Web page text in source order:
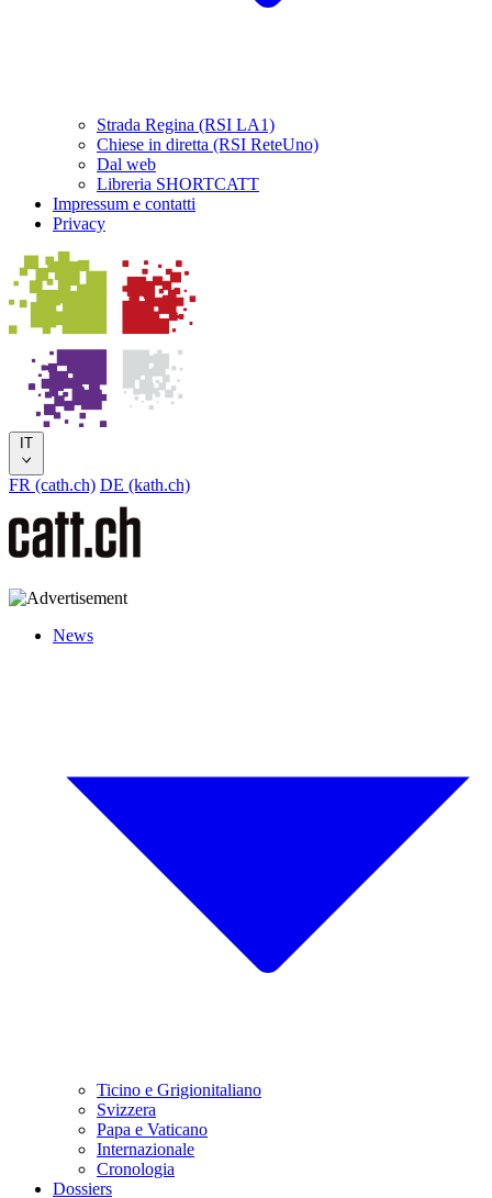
Strada Regina (RSI LA1)
Chiese in diretta (RSI ReteUno)
Dal web
Libreria SHORTCATT
Impressum e contatti
Privacy
IT
FR (cath.ch) DE (kath.ch)
News
Ticino e Grigionitaliano
Svizzera
Papa e Vaticano
Internazionale
Cronologia
Dossiers